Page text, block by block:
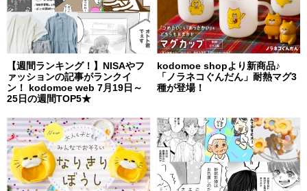
【週間ランキング！】NISAやフ
ァッションの記事がランクイ
ン！ kodomoe web 7月19日～
25日の週間TOP5★
kodomoe shopより新商品♪
「ノラネコぐんだん」耐熱マグ3
種が登場！